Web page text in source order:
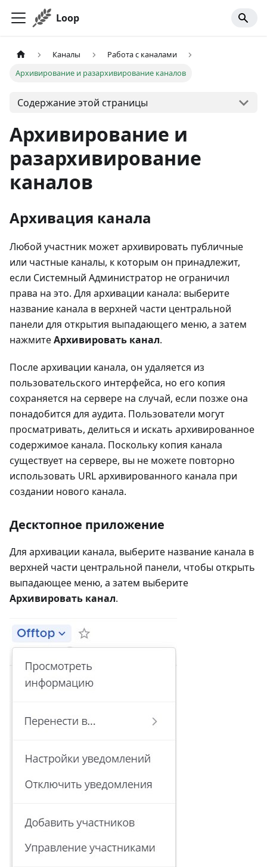
Loop
Каналы
Работа с каналами
Архивирование и разархивирование каналов
Содержание этой страницы
Архивирование и
разархивирование
каналов
Архивация канала
Любой участник может архивировать публичные
или частные каналы, к которым он принадлежит,
если Системный Администратор не ограничил
права на это. Для архивации канала: выберите
название канала в верхней части центральной
панели для открытия выпадающего меню, а затем
нажмитеАрхивировать канал.
После архивации канала, он удаляется из
пользовательского интерфейса, но его копия
сохраняется на сервере на случай, если позже она
понадобится для аудита. Пользователи могут
просматривать, делиться и искать архивированное
содержимое канала. Поскольку копия канала
существует на сервере, вы не можете повторно
использовать URL архивированного канала при
создании нового канала.
Десктопное приложение
Для архивации канала, выберите название канала в
верхней части центральной панели, чтобы открыть
выпадающее меню, а затем выберите
Архивировать канал.